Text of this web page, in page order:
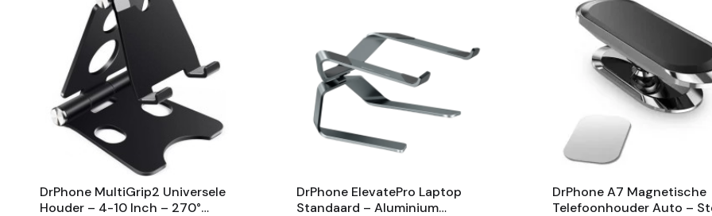
DrPhone MultiGrip2 Universele
Houder – 4-10 Inch – 270°
DrPhone ElevatePro Laptop
Standaard – Aluminium
DrPhone A7 Magnetische
Telefoonhouder Auto –